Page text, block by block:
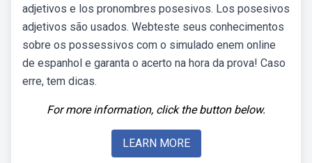
adjetivos e los pronombres posesivos. Los posesivos
adjetivos são usados. Webteste seus conhecimentos
sobre os possessivos com o simulado enem online
de espanhol e garanta o acerto na hora da prova! Caso
erre, tem dicas.
For more information, click the button below.
LEARN MORE